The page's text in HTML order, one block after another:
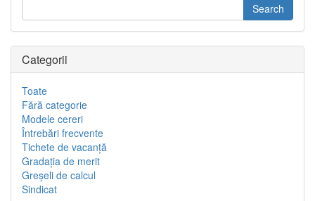
Categorii
Toate
Fără categorie
Modele cereri
Întrebări frecvente
Tichete de vacanţă
Gradaţia de merit
Greşeli de calcul
Sindicat